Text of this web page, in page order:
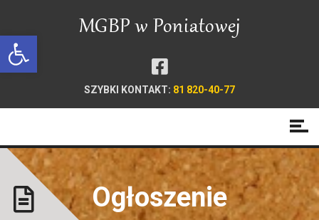
Open toolbar
SZYBKI KONTAKT: 81 820-40-77
Ogłoszenie